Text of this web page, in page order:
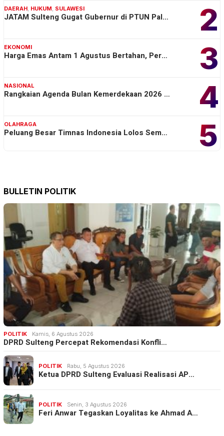
2
DAERAH, HUKUM, SULAWESI
JATAM Sulteng Gugat Gubernur di PTUN Pal…
3
EKONOMI
Harga Emas Antam 1 Agustus Bertahan, Per…
4
NASIONAL
Rangkaian Agenda Bulan Kemerdekaan 2026 …
5
OLAHRAGA
Peluang Besar Timnas Indonesia Lolos Sem…
BULLETIN POLITIK
POLITIK Kamis, 6 Agustus 2026
DPRD Sulteng Percepat Rekomendasi Konfli…
POLITIK Rabu, 5 Agustus 2026
Ketua DPRD Sulteng Evaluasi Realisasi AP…
POLITIK Senin, 3 Agustus 2026
Feri Anwar Tegaskan Loyalitas ke Ahmad A…